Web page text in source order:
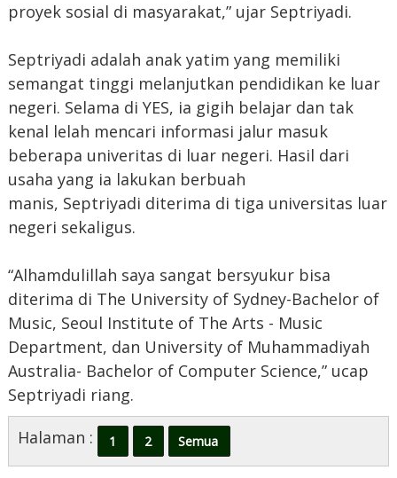
proyek sosial di masyarakat,” ujar Septriyadi.
Septriyadi adalah anak yatim yang memiliki
semangat tinggi melanjutkan pendidikan ke luar
negeri. Selama di YES, ia gigih belajar dan tak
kenal lelah mencari informasi jalur masuk
beberapa univeritas di luar negeri. Hasil dari
usaha yang ia lakukan berbuah
manis, Septriyadi diterima di tiga universitas luar
negeri sekaligus.
“Alhamdulillah saya sangat bersyukur bisa
diterima di The University of Sydney-Bachelor of
Music, Seoul Institute of The Arts - Music
Department, dan University of Muhammadiyah
Australia- Bachelor of Computer Science,” ucap
Septriyadi riang.
Halaman :
1 2 Semua